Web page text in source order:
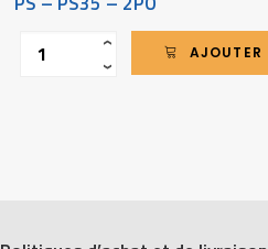
‹
›
AJOUTER